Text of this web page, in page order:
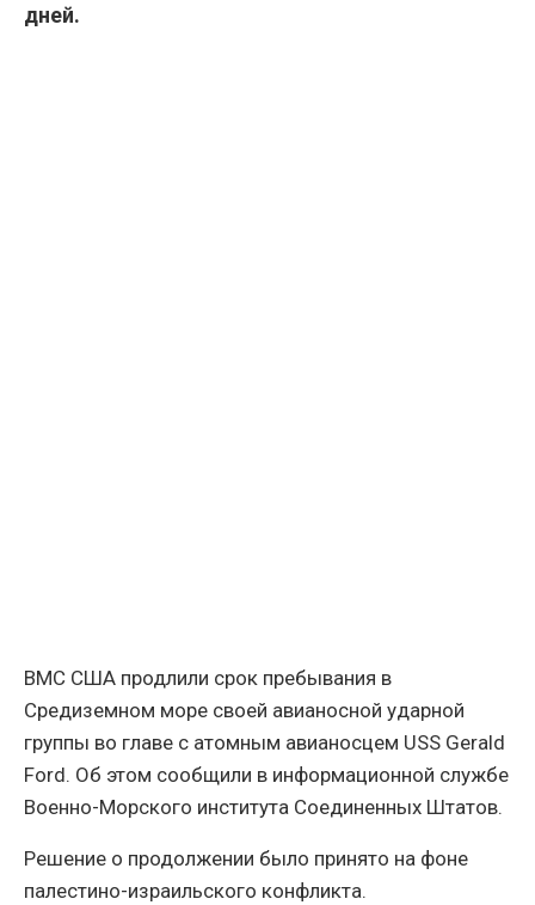
дней.
ВМС США продлили срок пребывания в
Средиземном море своей авианосной ударной
группы во главе с атомным авианосцем USS Gerald
Ford. Об этом сообщили в информационной службе
Военно-Морского института Соединенных Штатов.
Решение о продолжении было принято на фоне
палестино-израильского конфликта.